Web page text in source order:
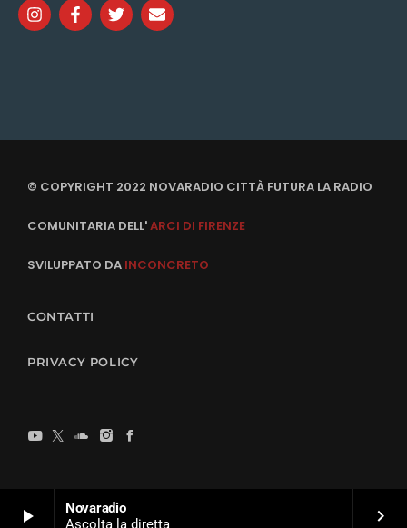
play_arrow
Novaradio
Ascolta la diretta
keyboard_arrow_right
© COPYRIGHT 2022 NOVARADIO CITTÀ FUTURA LA RADIO
COMUNITARIA DELL'ARCI DI FIRENZE
SVILUPPATO DA INCONCRETO
CONTATTI
PRIVACY POLICY